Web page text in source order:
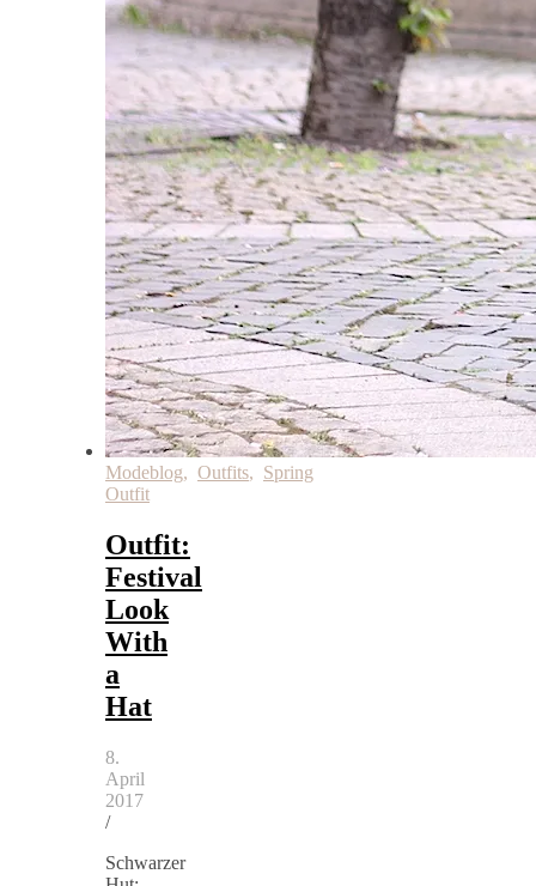
Modeblog, Outfits, Spring
Outfit
Outfit:
Festival
Look
With
a
Hat
8.
April
2017
/
Schwarzer